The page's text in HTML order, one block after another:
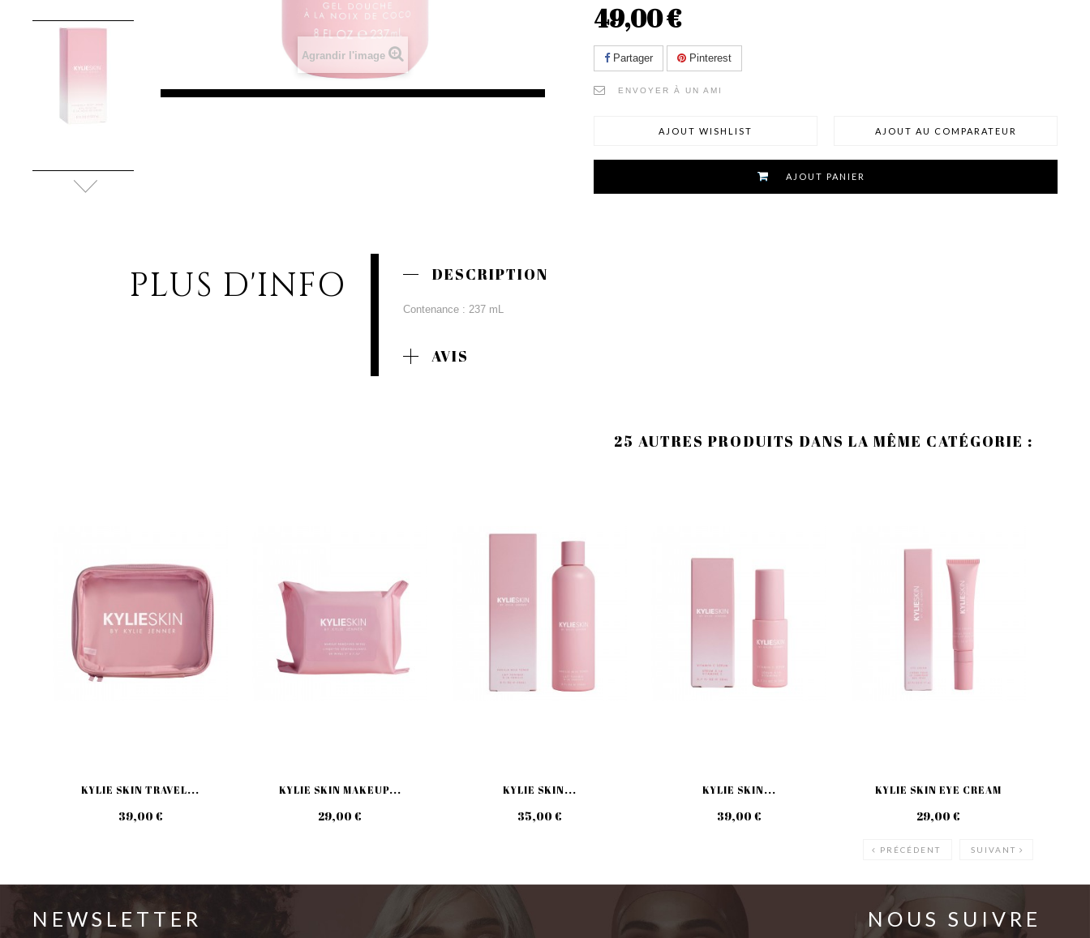
Agrandir l'image
49,00 €
Partager Pinterest
ENVOYER À UN AMI
AJOUT WISHLIST AJOUT AU COMPARATEUR
AJOUT PANIER
PLUS D'INFO DESCRIPTION
Contenance : 237 mL
AVIS
25 AUTRES PRODUITS DANS LA MÊME CATÉGORIE :
KYLIE SKIN TRAVEL...
39,00 €
KYLIE SKIN MAKEUP...
29,00 €
KYLIE SKIN...
35,00 €
KYLIE SKIN...
39,00 €
KYLIE SKIN EYE CREAM
29,00 €
PRÉCÉDENT SUIVANT
NEWSLETTER NOUS SUIVRE